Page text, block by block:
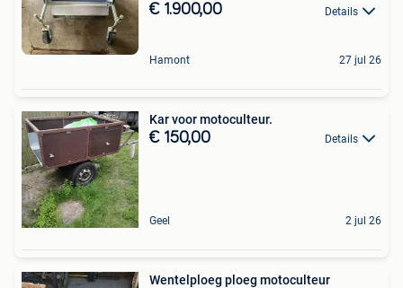
€ 1.900,00 Details
Hamont 27 jul 26
Kar voor motoculteur.
€ 150,00 Details
Geel 2 jul 26
Wentelploeg ploeg motoculteur